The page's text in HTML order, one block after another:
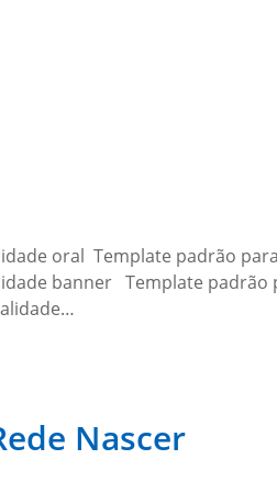
oral Template padrão
banner Template
Nascer